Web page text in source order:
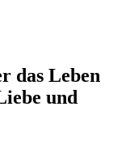
das Leben
und